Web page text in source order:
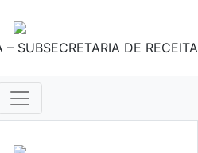
– SUBSECRETARIA DE RECEITA